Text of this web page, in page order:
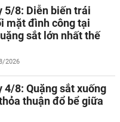
5/8: Diễn biến trái
mặt đình công tại
sắt lớn nhất thế
2026
4/8: Quặng sắt xuống
thuận đổ bể giữa